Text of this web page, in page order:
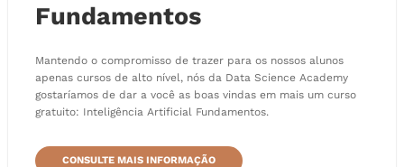
Fundamentos
Mantendo o compromisso de trazer para os nossos alunos
apenas cursos de alto nível, nós da Data Science Academy
gostaríamos de dar a você as boas vindas em mais um curso
gratuito: Inteligência Artificial Fundamentos.
CONSULTE MAIS INFORMAÇÃO